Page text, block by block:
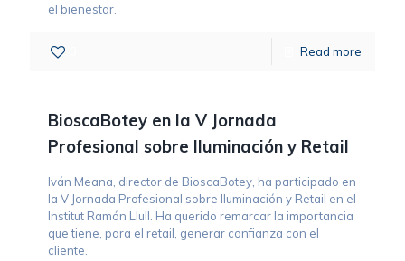
el bienestar.
Read more
BioscaBotey en la V Jornada
Profesional sobre Iluminación y Retail
Iván Meana, director de BioscaBotey, ha participado en
la V Jornada Profesional sobre Iluminación y Retail en el
Institut Ramón Llull. Ha querido remarcar la importancia
que tiene, para el retail, generar confianza con el
cliente.